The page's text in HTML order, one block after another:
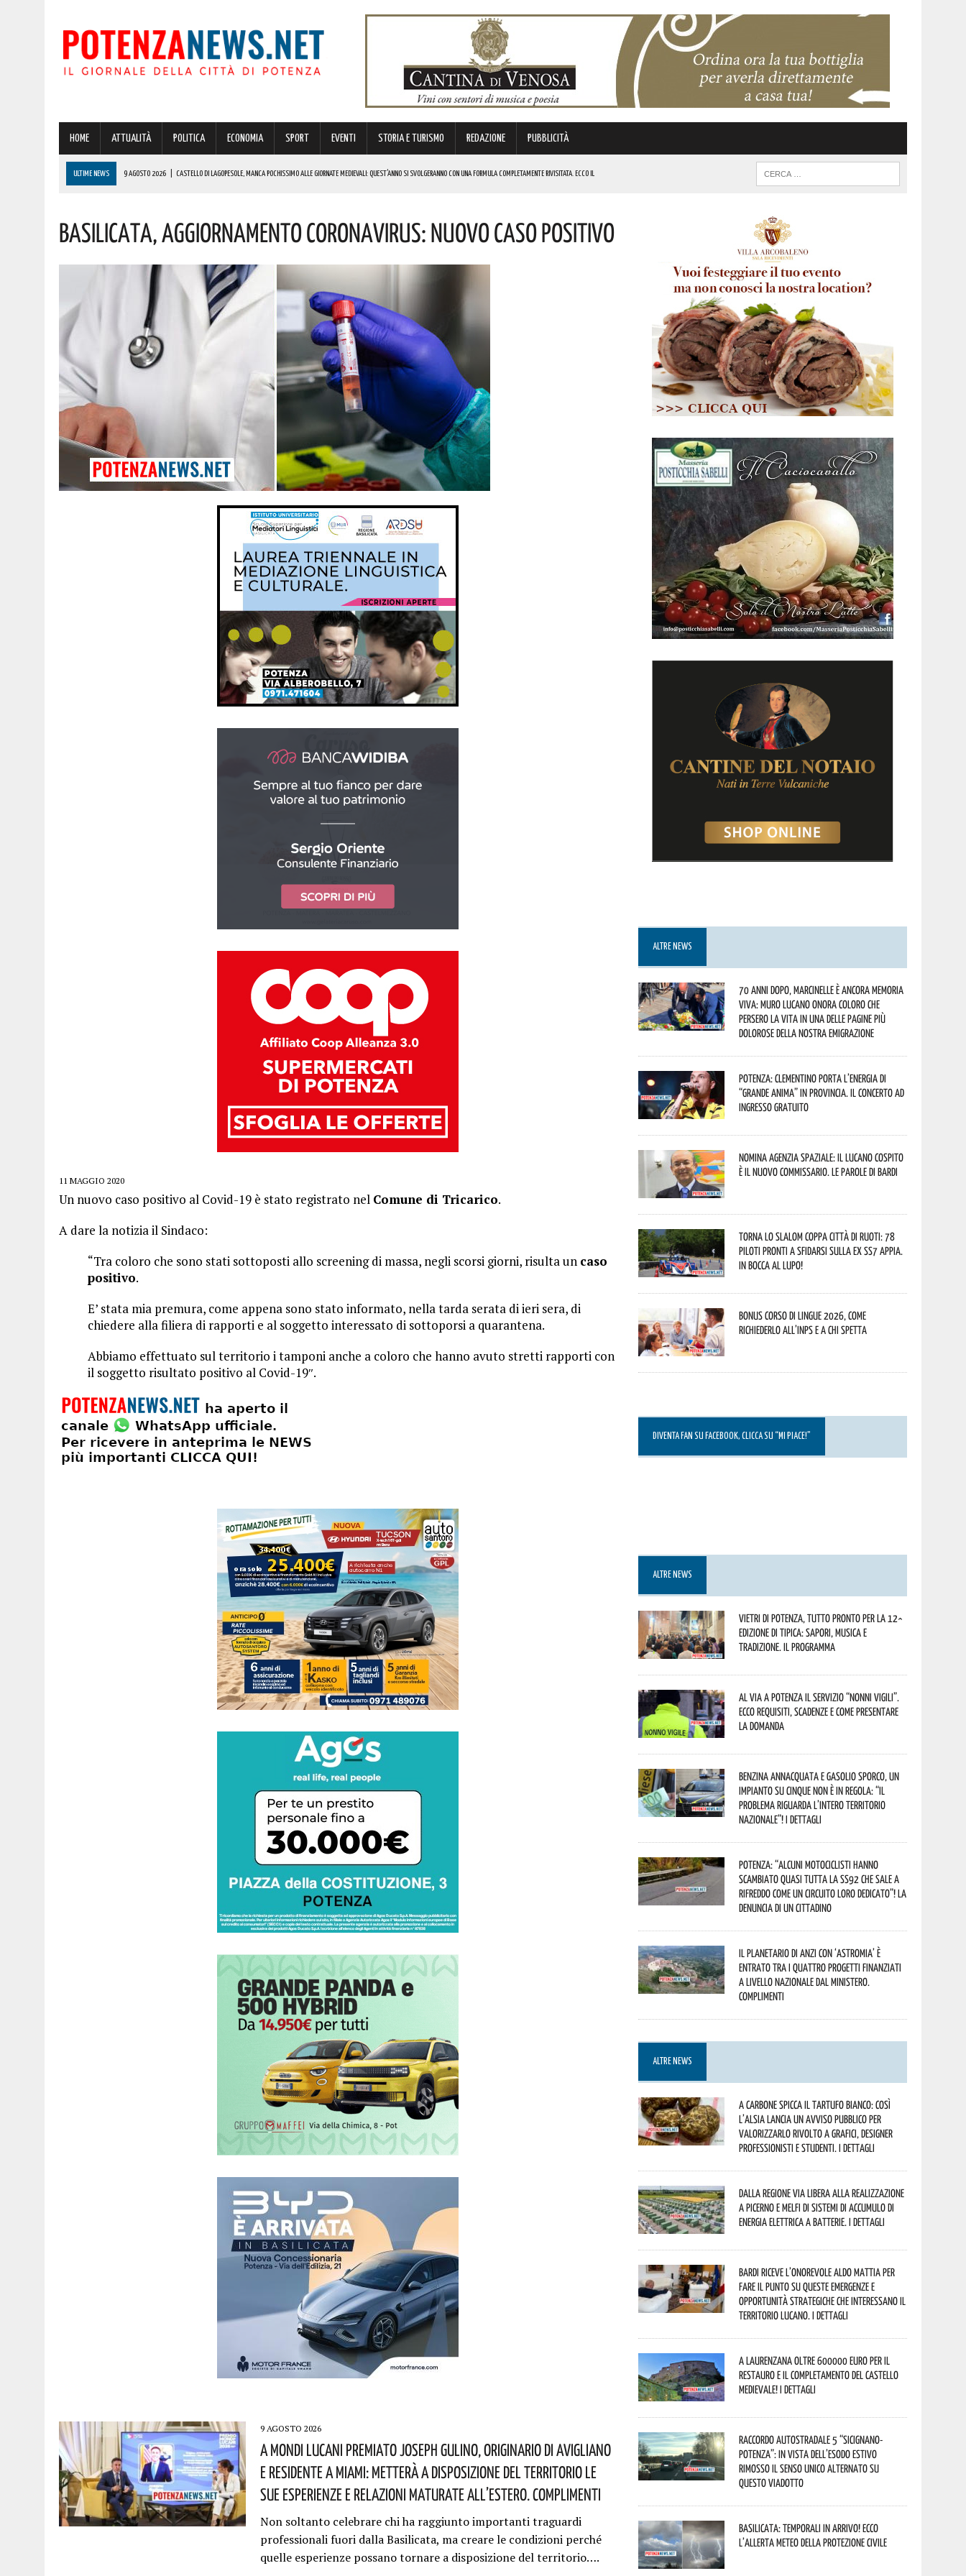
HOME ATTUALITÀ POLITICA ECONOMIA SPORT EVENTI STORIA E TURISMO REDAZIONE PUBBLICITÀ
ULTIME NEWS 9 AGOSTO 2026 CASTELLO DI LAGOPESOLE, MANCA POCHISSIMO ALLE GIORNATE MEDIEVALI: QUEST’ANNO SI SVOLGERANNO CON UNA FORMULA COMPLETAMENTE RIVISITATA. ECCO IL
8 AGOSTO 2026 | BRUTTO INCIDENTE SULLA 106 JONICA! ELIAMBULANZA SUL POSTO
COPPA ITALIA: ECCO COM’È TERMINATA LA PARTITA TRA L’ASCOLI E IL POTENZA CALCIO
A MONDI LUCANI PREMIATO JOSEPH GULINO, ORIGINARIO DI AVIGLIANO E RESIDENTE A MIAMI: METTERÀ A DISPOSIZIONE DEL TERRITORIO LE SUE ESPERIENZE E RELAZIONI MATURATE ALL’ESTERO.
Basilicata, Aggiornamento Coronavirus: Nuovo Caso Positivo
11 MAGGIO 2020
Un nuovo caso positivo al Covid-19 è stato registrato nel Comune di Tricarico.
A dare la notizia il Sindaco:
“Tra coloro che sono stati sottoposti allo screening di massa, negli scorsi giorni, risulta un caso
positivo.
E’ stata mia premura, come appena sono stato informato, nella tarda serata di ieri sera, di
chiedere alla filiera di rapporti e al soggetto interessato di sottoporsi a quarantena.
Abbiamo effettuato sul territorio i tamponi anche a coloro che hanno avuto stretti rapporti con
il soggetto risultato positivo al Covid-19″.
9 AGOSTO 2026
A Mondi Lucani Premiato Joseph Gulino, Originario Di Avigliano
E Residente A Miami: Metterà A Disposizione Del Territorio Le
Sue Esperienze E Relazioni Maturate All’estero. Complimenti
Non soltanto celebrare chi ha raggiunto importanti traguardi
professionali fuori dalla Basilicata, ma creare le condizioni perché
quelle esperienze possano tornare a disposizione del territorio….
ALTRE NEWS
70 anni dopo, Marcinelle è ancora memoria
viva: Muro Lucano onora coloro che
persero la vita in una delle pagine più
dolorose della nostra emigrazione
Potenza: Clementino porta l’energia di
“Grande Anima” in provincia. Il concerto ad
ingresso gratuito
Nomina Agenzia Spaziale: il lucano Cospito
è il nuovo commissario. Le parole di Bardi
Torna lo Slalom Coppa Città di Ruoti: 78
piloti pronti a sfidarsi sulla ex SS7 Appia.
In bocca al lupo!
Bonus corso di lingue 2026, come
richiederlo all’INPS e a chi spetta
DIVENTA FAN SU FACEBOOK, CLICCA SU “MI PIACE!”
ALTRE NEWS
Vietri di Potenza, tutto pronto per la 12^
Edizione di Tipica: sapori, musica e
tradizione. Il programma
Al via a Potenza il servizio “Nonni Vigili”.
Ecco requisiti, scadenze e come presentare
la domanda
Benzina annacquata e gasolio sporco, un
impianto su cinque non è in regola: “il
problema riguarda l’intero territorio
Nazionale”! I dettagli
Potenza: “alcuni motociclisti hanno
scambiato quasi tutta la SS92 che sale a
Rifreddo come un circuito loro dedicato”! La
denuncia di un cittadino
Il Planetario di Anzi con ‘Astromia’ è
entrato tra i quattro progetti finanziati
a livello nazionale dal Ministero.
Complimenti
ALTRE NEWS
A Carbone spicca il tartufo bianco: così
l’Alsia lancia un avviso pubblico per
valorizzarlo rivolto a grafici, designer
professionisti e studenti. I dettagli
Dalla Regione via libera alla realizzazione
a Picerno e Melfi di sistemi di accumulo di
energia elettrica a batterie. I dettagli
Bardi riceve l’onorevole Aldo Mattia per
fare il punto su queste emergenze e
opportunità strategiche che interessano il
territorio lucano. I dettagli
A Laurenzana oltre 600000 euro per il
restauro e il completamento del Castello
Medievale! I dettagli
Raccordo Autostradale 5 “Sicignano-
Potenza”: in vista dell’esodo estivo
rimosso il senso unico alternato su
questo viadotto
Basilicata: temporali in arrivo! Ecco
l’allerta meteo della Protezione civile